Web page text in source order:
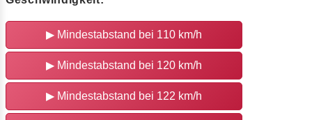
▶ Mindestabstand bei 110 km/h
▶ Mindestabstand bei 120 km/h
▶ Mindestabstand bei 122 km/h